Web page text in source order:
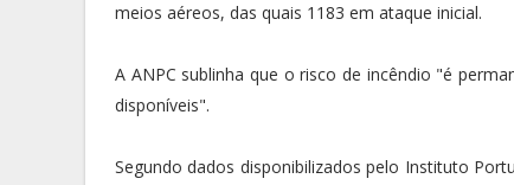
meios aéreos, das quais 1183 em ataque inicial.
A ANPC sublinha que o risco de incêndio "é
disponíveis".
Segundo dados disponibilizados pelo Instituto